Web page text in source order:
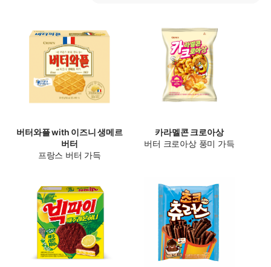
버터와플 with 이즈니 생메르
버터
프랑스 버터 가득
카라멜콘 크로아상
버터 크로아상 풍미 가득